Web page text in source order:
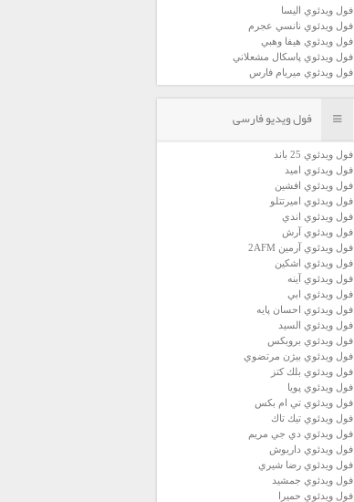
فول ويدئوي اليسا
فول ويدئوي نانسي عجرم
فول ويدئوي هيفا وهبي
فول ويدئوي پاسكال مشعلاني
فول ويدئوي ميريام فارس
فول ویدیو فارسی
فول ويدئوي 25 باند
فول ويدئوي اميد
فول ويدئوي افشين
فول ويدئوي اميرتتلو
فول ويدئوي اندي
فول ويدئوي آرش
فول ويدئوي آرمين 2AFM
فول ويدئوي اشكين
فول ويدئوي آينه
فول ويدئوي ابي
فول ويدئوي احسان پايه
فول ويدئوي السيد
فول ويدئوي بروبكس
فول ويدئوي بيژن مرتضوي
فول ويدئوي بلك كتز
فول ويدئوي پويا
فول ويدئوي تي ام بكس
فول ويدئوي تيك تاك
فول ويدئوي دي جي مريم
فول ويدئوي داريوش
فول ويدئوي رضا شيري
فول ويدئوي جمشيد
فول ويدئوي حميرا